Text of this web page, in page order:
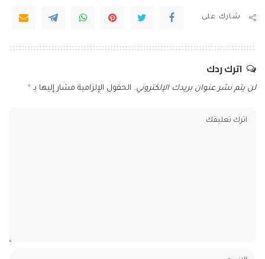
شارك على
اترك ردك
لن يتم نشر عنوان بريدك الإلكتروني. الحقول الإلزامية مشار إليها بـ *